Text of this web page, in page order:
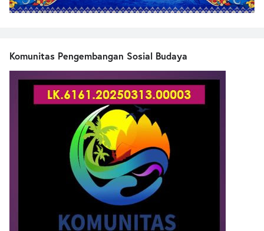
Komunitas Pengembangan Sosial Budaya